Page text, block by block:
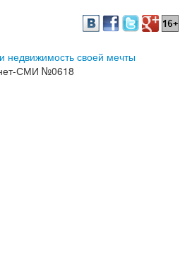
недвижимость своей мечты
СМИ №0618